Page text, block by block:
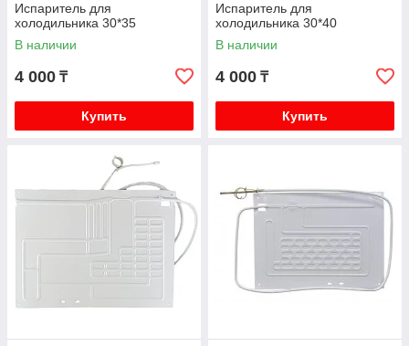
Испаритель для
холодильника 30*35
В наличии
4 000 ₸
Купить
Испаритель для
холодильника 30*40
В наличии
4 000 ₸
Купить